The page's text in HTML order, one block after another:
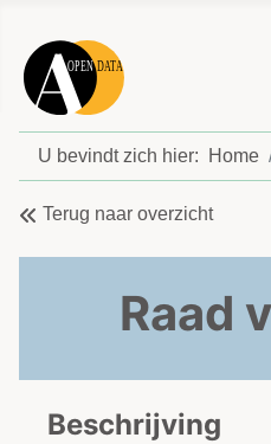
U bevindt zich hier: Home
Terug naar overzicht
Raad
Beschrijving